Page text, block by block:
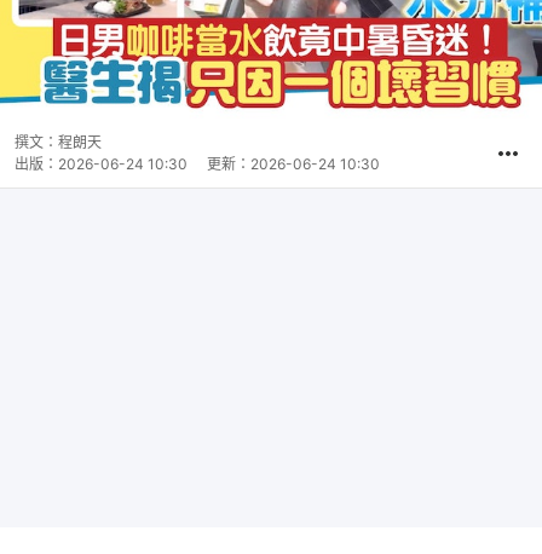
撰文： 程朗天
出版： 2026-06-24 10:30 更新： 2026-06-24 10:30